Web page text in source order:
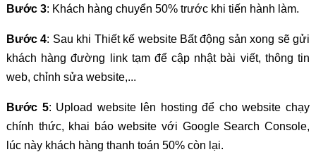
Bước 3: Khách hàng chuyển 50% trước khi tiến hành làm.
Bước 4: Sau khi Thiết kế website Bất động sản xong sẽ gửi
khách hàng đường link tạm để cập nhật bài viết, thông tin
web, chỉnh sửa website,...
Bước 5: Upload website lên hosting để cho website chạy
chính thức, khai báo website với Google Search Console,
lúc này khách hàng thanh toán 50% còn lại.